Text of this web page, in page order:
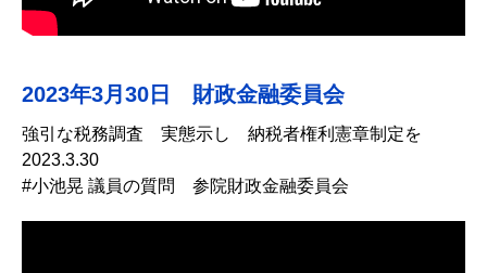
2023年3月30日 財政金融委員会
強引な税務調査 実態示し 納税者権利憲章制定を
2023.3.30
#小池晃 議員の質問 参院財政金融委員会